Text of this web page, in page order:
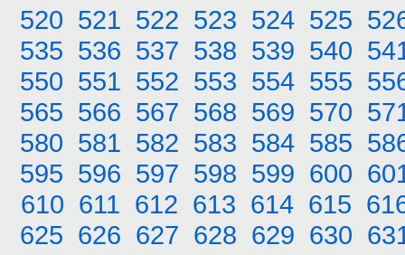
520 521 522 523 524 525
535 536 537 538 539 540
550 551 552 553 554 555
565 566 567 568 569 570
580 581 582 583 584 585
595 596 597 598 599 600
610 611 612 613 614 615
625 626 627 628 629 630